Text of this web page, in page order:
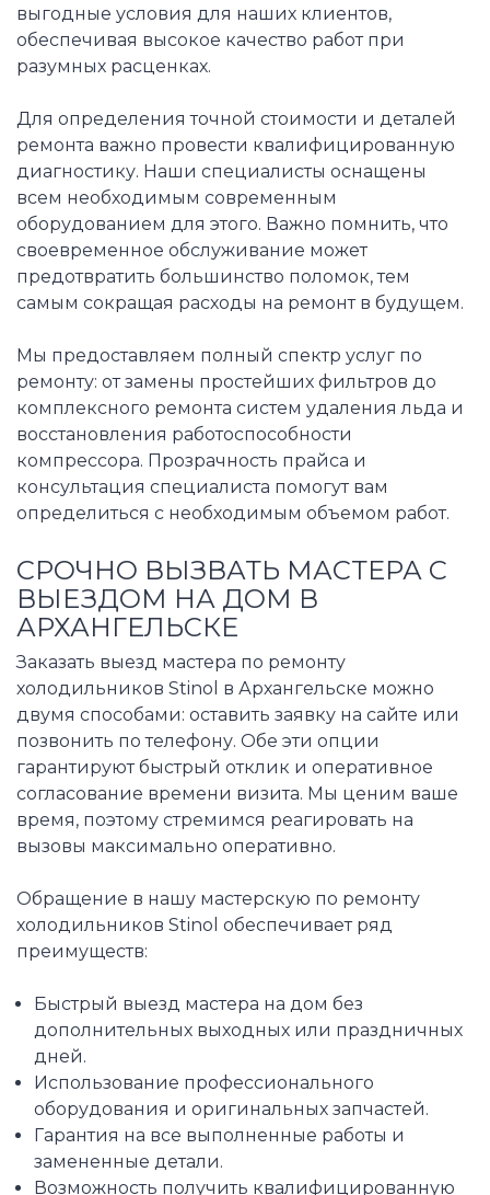
выгодные условия для наших клиентов,
обеспечивая высокое качество работ при
разумных расценках.
Для определения точной стоимости и деталей
ремонта важно провести квалифицированную
диагностику. Наши специалисты оснащены
всем необходимым современным
оборудованием для этого. Важно помнить, что
своевременное обслуживание может
предотвратить большинство поломок, тем
самым сокращая расходы на ремонт в будущем.
Мы предоставляем полный спектр услуг по
ремонту: от замены простейших фильтров до
комплексного ремонта систем удаления льда и
восстановления работоспособности
компрессора. Прозрачность прайса и
консультация специалиста помогут вам
определиться с необходимым объемом работ.
СРОЧНО ВЫЗВАТЬ МАСТЕРА С
ВЫЕЗДОМ НА ДОМ В
АРХАНГЕЛЬСКЕ
Заказать выезд мастера по ремонту
холодильников Stinol в Архангельске можно
двумя способами: оставить заявку на сайте или
позвонить по телефону. Обе эти опции
гарантируют быстрый отклик и оперативное
согласование времени визита. Мы ценим ваше
время, поэтому стремимся реагировать на
вызовы максимально оперативно.
Обращение в нашу мастерскую по ремонту
холодильников Stinol обеспечивает ряд
преимуществ:
Быстрый выезд мастера на дом без
дополнительных выходных или праздничных
дней.
Использование профессионального
оборудования и оригинальных запчастей.
Гарантия на все выполненные работы и
замененные детали.
Возможность получить квалифицированную